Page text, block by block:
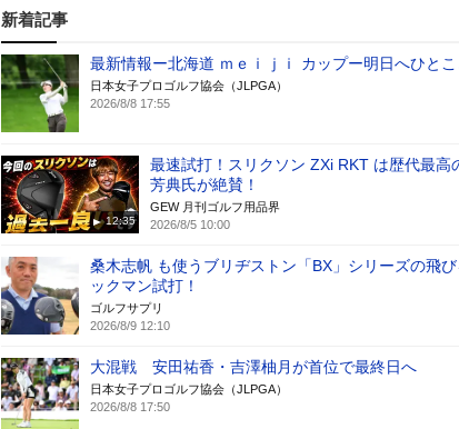
新着記事
最新情報ー北海道 ｍｅｉｊｉ カップー明日へひとこ
日本女子プロゴルフ協会（JLPGA）
2026/8/8 17:55
12:35
最速試打！スリクソン ZXi RKT は歴代最
芳典氏が絶賛！
GEW 月刊ゴルフ用品界
2026/8/5 10:00
桑木志帆 も使うブリヂストン「BX」シリーズの飛
ックマン試打！
ゴルフサプリ
2026/8/9 12:10
大混戦 安田祐香・吉澤柚月が首位で最終日へ
日本女子プロゴルフ協会（JLPGA）
2026/8/8 17:50